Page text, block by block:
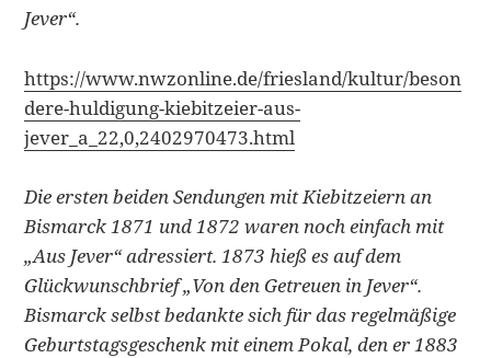
Jever“.
https://www.nwzonline.de/friesland/kultur/beson
dere-huldigung-kiebitzeier-aus-
jever_a_22,0,2402970473.html
Die ersten beiden Sendungen mit Kiebitzeiern an
Bismarck 1871 und 1872 waren noch einfach mit
„Aus Jever“ adressiert. 1873 hieß es auf dem
Glückwunschbrief „Von den Getreuen in Jever“.
Bismarck selbst bedankte sich für das regelmäßige
Geburtstagsgeschenk mit einem Pokal, den er 1883